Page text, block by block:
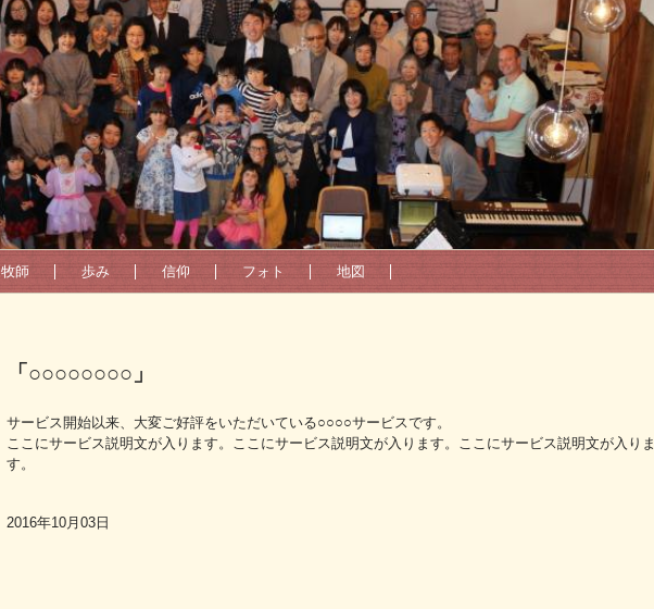
牧師 歩み 信仰 フォト 地図
「○○○○○○○○」
サービス開始以来、大変ご好評をいただいている○○○○サービスです。
ここにサービス説明文が入ります。ここにサービス説明文が入ります。ここにサービス説明文が入りま
す。
2016年10月03日